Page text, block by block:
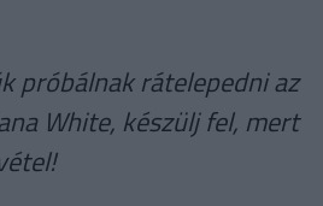
próbálnak rátelepedni az
White, készülj fel, mert